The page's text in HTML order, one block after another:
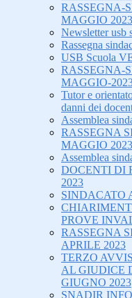
RASSEGNA-
MAGGIO 2023
Newsletter usb
Rassegna
USB Scuola
RASSEGNA-
MAGGIO-
Tutor e
danni dei
Assemblea
RASSEGNA
MAGGIO 2023
Assemblea
DOCENTI DI
2023
SINDACATO
PROVE
RASSEGNA
APRILE 2023
TERZO
AL GIUDICE
GIUGNO 2023
SNADIR